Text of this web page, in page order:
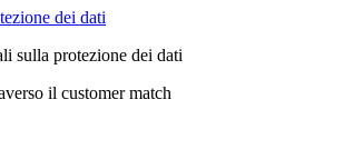
dei dati
sulla protezione dei dati
il customer match